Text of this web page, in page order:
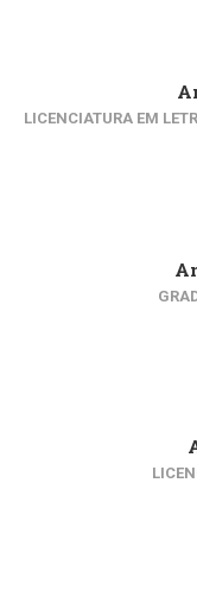
LICENCIATURA EM